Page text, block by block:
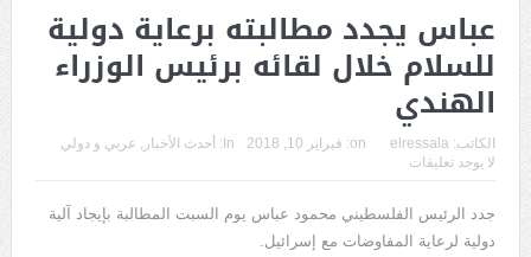
عباس يجدد مطالبته برعاية دولية
للسلام خلال لقائه برئيس الوزراء
الهندي
الكاتب: elressala
on: فبراير 10, 2018 In: أحدث الأخبار
عربي و دولي
لا يوجد تعليقات
جدد الرئيس الفلسطيني محمود عباس يوم السبت المطالبة بإيجاد آلية
دولية لرعاية المفاوضات مع إسرائيل.